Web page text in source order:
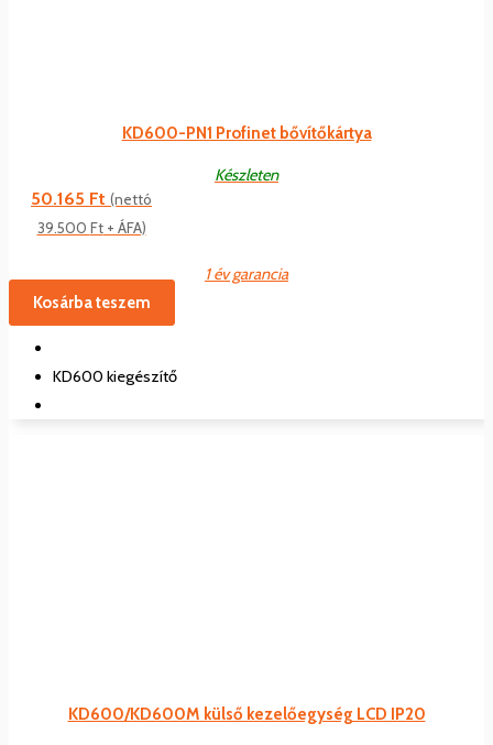
KD600-PN1 Profinet bővítőkártya
Készleten
50.165 Ft (nettó
39.500 Ft+ ÁFA)
1 év garancia
Kosárba teszem
KD600 kiegészítő
KD600/KD600M külső kezelőegység LCD IP20